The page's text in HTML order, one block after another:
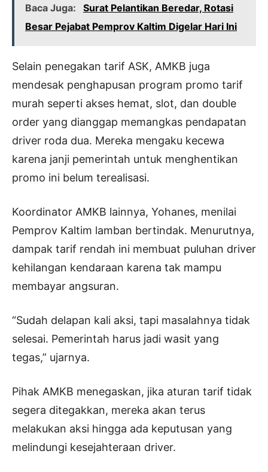
Baca Juga:
Surat Pelantikan Beredar, Rotasi
Besar Pejabat Pemprov Kaltim Digelar Hari Ini
Selain penegakan tarif ASK, AMKB juga
mendesak penghapusan program promo tarif
murah seperti akses hemat, slot, dan double
order yang dianggap memangkas pendapatan
driver roda dua. Mereka mengaku kecewa
karena janji pemerintah untuk menghentikan
promo ini belum terealisasi.
Koordinator AMKB lainnya, Yohanes, menilai
Pemprov Kaltim lamban bertindak. Menurutnya,
dampak tarif rendah ini membuat puluhan driver
kehilangan kendaraan karena tak mampu
membayar angsuran.
“Sudah delapan kali aksi, tapi masalahnya tidak
selesai. Pemerintah harus jadi wasit yang
tegas,” ujarnya.
Pihak AMKB menegaskan, jika aturan tarif tidak
segera ditegakkan, mereka akan terus
melakukan aksi hingga ada keputusan yang
melindungi kesejahteraan driver.